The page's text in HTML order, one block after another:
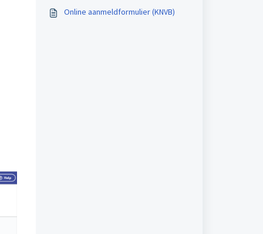
Online aanmeldformulier (KNVB)